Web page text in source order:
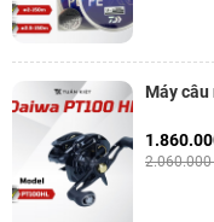
Máy câu
2.060.000